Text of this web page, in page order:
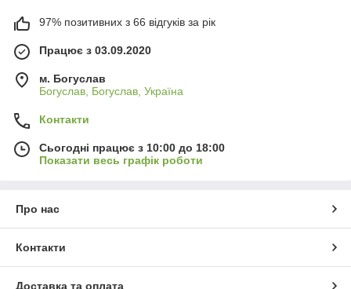
97% позитивних з 66 відгуків за рік
Працює з 03.09.2020
м. Богуслав
Богуслав, Богуслав, Україна
Контакти
Сьогодні працює з 10:00 до 18:00
Показати весь графік роботи
Про нас
Контакти
Доставка та оплата